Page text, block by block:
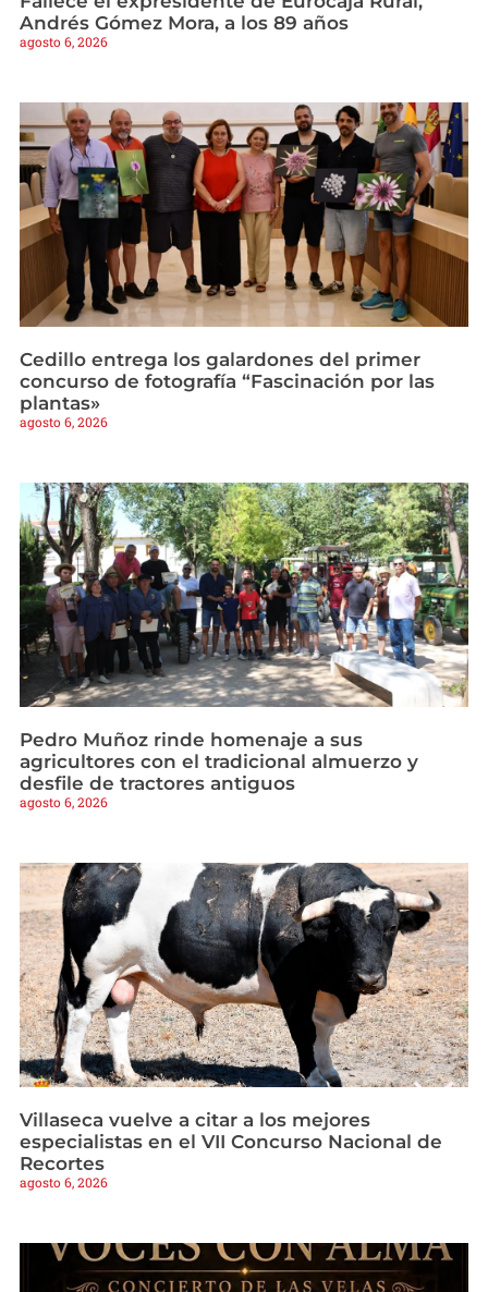
Andrés Gómez Mora, a los 89 años
agosto 6, 2026
Cedillo entrega los galardones del primer
concurso de fotografía “Fascinación por las
plantas»
agosto 6, 2026
Pedro Muñoz rinde homenaje a sus
agricultores con el tradicional almuerzo y
desfile de tractores antiguos
agosto 6, 2026
Villaseca vuelve a citar a los mejores
especialistas en el VII Concurso Nacional de
Recortes
agosto 6, 2026